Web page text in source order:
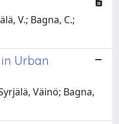
V.; Bagna, C.;
Urban
Väinö; Bagna,